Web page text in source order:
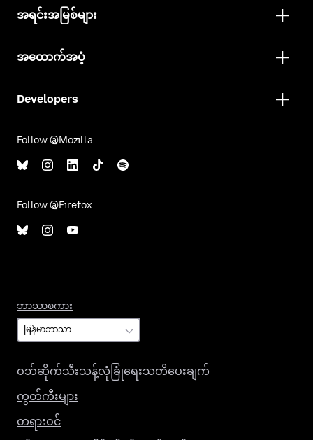
အရင်းအမြစ်များ
အထောက်အပံ့
Developers
Follow @Mozilla
Follow @Firefox
ဘာသာစကား
ဝဘ်ဆိုက်သီးသန့်လုံခြုံရေးသတိပေးချက်
ကွတ်ကီးများ
တရားဝင်